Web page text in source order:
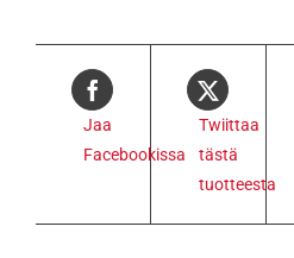
Jaa
Facebookissa
Twiittaa
tästä
tuotteesta